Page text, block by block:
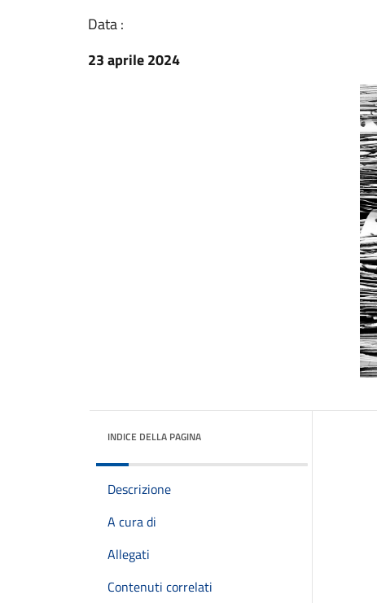
Data :
23 aprile 2024
INDICE DELLA PAGINA
Descrizione
A cura di
Allegati
Contenuti correlati